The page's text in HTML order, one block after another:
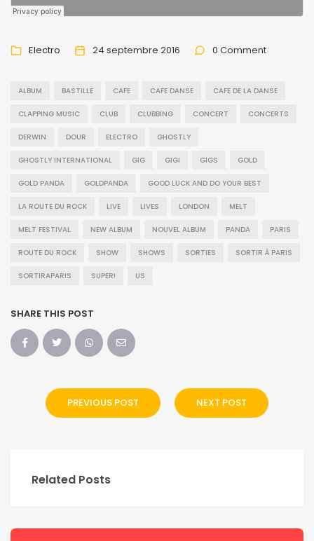
Electro 24 septembre 2016 0 Comment
ALBUM BASTILLE CAFE CAFE DANSE CAFE DE LA DANSE
CLAPPING MUSIC CLUB CLUBBING CONCERT CONCERTS
DERWIN DOUR ELECTRO GHOSTLY
GHOSTLY INTERNATIONAL GIG GIGI GIGS GOLD
GOLD PANDA GOLDPANDA GOOD LUCK AND DO YOUR BEST
LA ROUTE DU ROCK LIVE LIVES LONDON MELT
MELT FESTIVAL NEW ALBUM NOUVEL ALBUM PANDA PARIS
ROUTE DU ROCK SHOW SHOWS SORTIES SORTIR À PARIS
SORTIRAPARIS SUPER! US
SHARE THIS POST
PREVIOUS POST NEXT POST
Related Posts